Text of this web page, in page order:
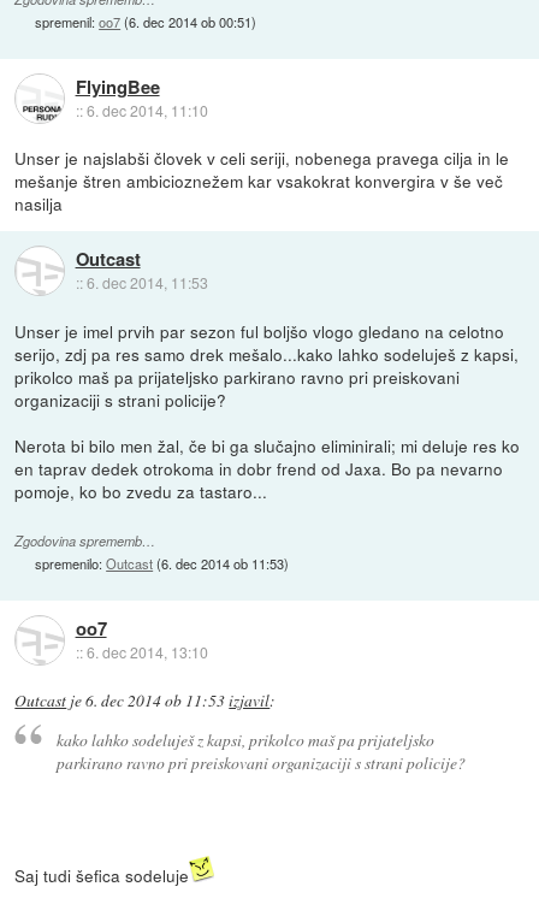
spremenil:oo7(6. dec 2014 ob 00:51)
FlyingBee
::6. dec 2014, 11:10
Unser je najslabši človek v celi seriji, nobenega pravega cilja in le
mešanje štren ambicioznežem kar vsakokrat konvergira v še več
nasilja
Outcast
::6. dec 2014, 11:53
Unser je imel prvih par sezon ful boljšo vlogo gledano na celotno
serijo, zdj pa res samo drek mešalo...kako lahko sodeluješ z kapsi,
prikolco maš pa prijateljsko parkirano ravno pri preiskovani
organizaciji s strani policije?
Nerota bi bilo men žal, če bi ga slučajno eliminirali; mi deluje res ko
en taprav dedek otrokoma in dobr frend od Jaxa. Bo pa nevarno
pomoje, ko bo zvedu za tastaro...
Zgodovina sprememb…
spremenilo:Outcast(6. dec 2014 ob 11:53)
oo7
::6. dec 2014, 13:10
Outcast je6. dec 2014 ob 11:53izjavil:
kako lahko sodeluješ z kapsi, prikolco maš pa prijateljsko
parkirano ravno pri preiskovani organizaciji s strani policije?
Saj tudi šefica sodeluje